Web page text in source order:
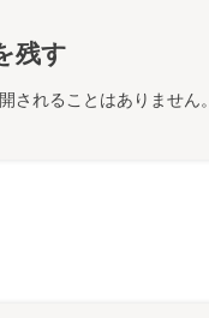
残す
されることはありません。